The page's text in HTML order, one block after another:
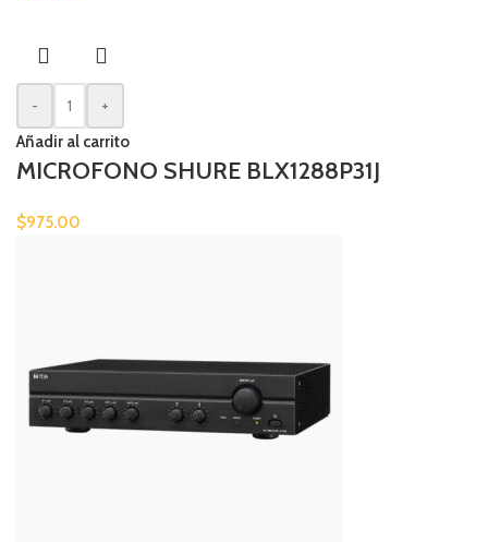
-
+
Añadir al carrito
MICROFONO SHURE BLX1288P31J
$975.00